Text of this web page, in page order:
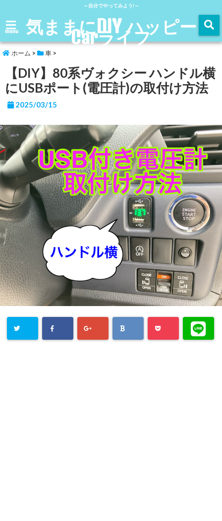
～自分でやってみよう!～
menu 気ままにDIY ハッピー
Carライフ
ホーム > 車 >
【DIY】80系ヴォクシー ハンドル横
にUSBポート(電圧計)の取付け方法
2025/03/15